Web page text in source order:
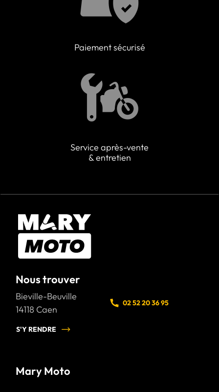
Paiement sécurisé
Service après-vente
& entretien
Nous trouver
Bieville-Beuville
14118 Caen
S'Y RENDRE
02 52 20 36 95
Mary Moto